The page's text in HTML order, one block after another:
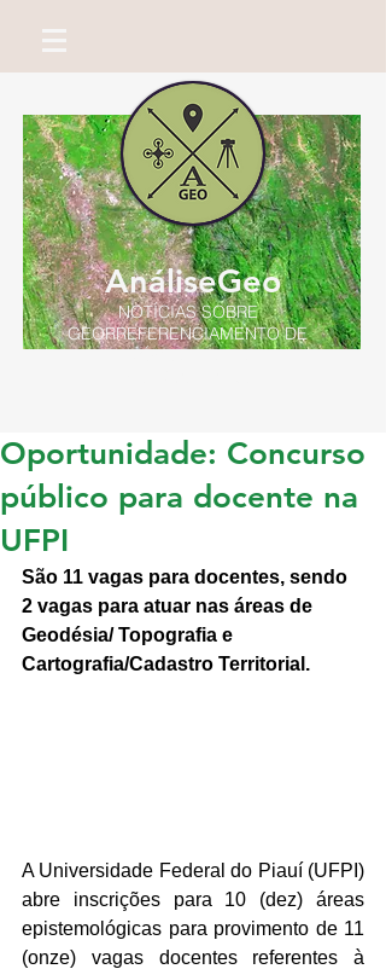
AnáliseGeo
NOTÍCIAS SOBRE
GEORREFERENCIAMENTO DE
IMÓVEIS RURAIS
Oportunidade: Concurso
público para docente na
UFPI
São 11 vagas para docentes, sendo
2 vagas para atuar nas áreas de
Geodésia/ Topografia e
Cartografia/Cadastro Territorial.
A Universidade Federal do Piauí (UFPI)
abre inscrições para 10 (dez) áreas
epistemológicas para provimento de 11
(onze) vagas docentes referentes à